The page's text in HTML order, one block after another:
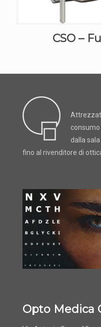
CSO –
dalla
fino al rivenditore di
Opto Medica